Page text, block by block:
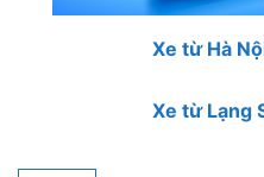
Xe từ Hà
Xe từ Lạng